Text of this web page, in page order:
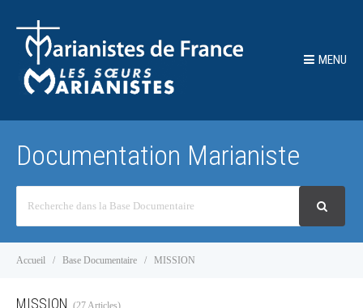
MENU
Documentation Marianiste
Accueil Base Documentaire MISSION
MISSION 27 Articles